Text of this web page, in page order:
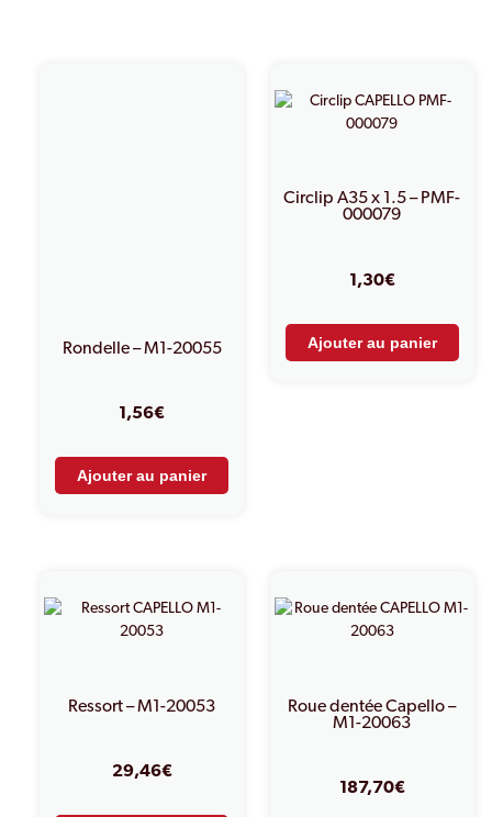
Rondelle – M1-20055
1,56€
Ajouter au panier
Circlip A35 x 1.5 – PMF-
000079
1,30€
Ajouter au panier
Ressort – M1-20053
29,46€
Roue dentée Capello –
M1-20063
187,70€